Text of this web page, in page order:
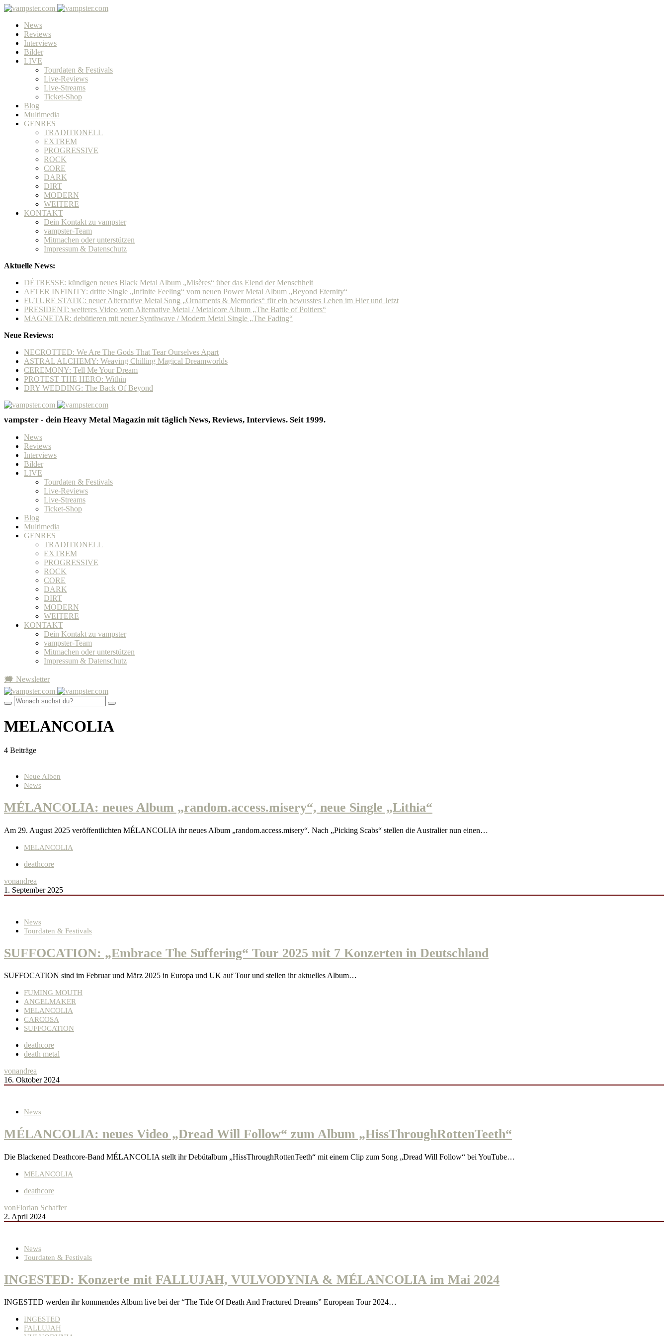
News
Reviews
Interviews
Bilder
LIVE
Tourdaten & Festivals
Live-Reviews
Live-Streams
Ticket-Shop
Blog
Multimedia
GENRES
TRADITIONELL
EXTREM
PROGRESSIVE
ROCK
CORE
DARK
DIRT
MODERN
WEITERE
KONTAKT
Dein Kontakt zu vampster
vampster-Team
Mitmachen oder unterstützen
Impressum & Datenschutz
Aktuelle News:
DÉTRESSE: kündigen neues Black Metal Album „Misères“ über das Elend der Menschheit
AFTER INFINITY: dritte Single „Infinite Feeling“ vom neuen Power Metal Album „Beyond Eternity“
FUTURE STATIC: neuer Alternative Metal Song „Ornaments & Memories“ für ein bewusstes Leben im Hier und Jetzt
PRESIDENT: weiteres Video vom Alternative Metal / Metalcore Album „The Battle of Poitiers“
MAGNETAR: debütieren mit neuer Synthwave / Modern Metal Single „The Fading“
Neue Reviews:
NECROTTED: We Are The Gods That Tear Ourselves Apart
ASTRAL ALCHEMY: Weaving Chilling Magical Dreamworlds
CEREMONY: Tell Me Your Dream
PROTEST THE HERO: Within
DRY WEDDING: The Back Of Beyond
vampster - dein Heavy Metal Magazin mit täglich News, Reviews, Interviews. Seit 1999.
News
Reviews
Interviews
Bilder
LIVE
Tourdaten & Festivals
Live-Reviews
Live-Streams
Ticket-Shop
Blog
Multimedia
GENRES
TRADITIONELL
EXTREM
PROGRESSIVE
ROCK
CORE
DARK
DIRT
MODERN
WEITERE
KONTAKT
Dein Kontakt zu vampster
vampster-Team
Mitmachen oder unterstützen
Impressum & Datenschutz
🗯 Newsletter
MELANCOLIA
4 Beiträge
Neue Alben
News
MÉLANCOLIA: neues Album „random.access.misery“, neue Single „Lithia“
Am 29. August 2025 veröffentlichten MÉLANCOLIA ihr neues Album „random.access.misery“. Nach „Picking Scabs“ stellen die Australier nun einen…
MELANCOLIA
deathcore
vonandrea
1. September 2025
News
Tourdaten & Festivals
SUFFOCATION: „Embrace The Suffering“ Tour 2025 mit 7 Konzerten in Deutschland
SUFFOCATION sind im Februar und März 2025 in Europa und UK auf Tour und stellen ihr aktuelles Album…
FUMING MOUTH
ANGELMAKER
MELANCOLIA
CARCOSA
SUFFOCATION
deathcore
death metal
vonandrea
16. Oktober 2024
News
MÉLANCOLIA: neues Video „Dread Will Follow“ zum Album „HissThroughRottenTeeth“
Die Blackened Deathcore-Band MÉLANCOLIA stellt ihr Debütalbum „HissThroughRottenTeeth“ mit einem Clip zum Song „Dread Will Follow“ bei YouTube…
MELANCOLIA
deathcore
vonFlorian Schaffer
2. April 2024
News
Tourdaten & Festivals
INGESTED: Konzerte mit FALLUJAH, VULVODYNIA & MÉLANCOLIA im Mai 2024
INGESTED werden ihr kommendes Album live bei der “The Tide Of Death And Fractured Dreams” European Tour 2024…
INGESTED
FALLUJAH